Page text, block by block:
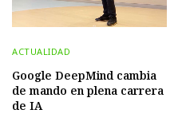
ACTUALIDAD
Google DeepMind cambia
de mando en plena carrera
de IA